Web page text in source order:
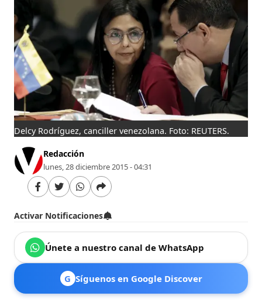
Delcy Rodríguez, canciller venezolana. Foto: REUTERS.
Redacción
lunes, 28 diciembre 2015 - 04:31
Activar Notificaciones
Únete a nuestro canal de WhatsApp
G Síguenos en Google Discover